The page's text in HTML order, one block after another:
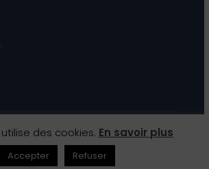
— Maison de la Presse Carmausine
Mentions légalesCGV
des cookies. En savoir plus
Accepter Refuser